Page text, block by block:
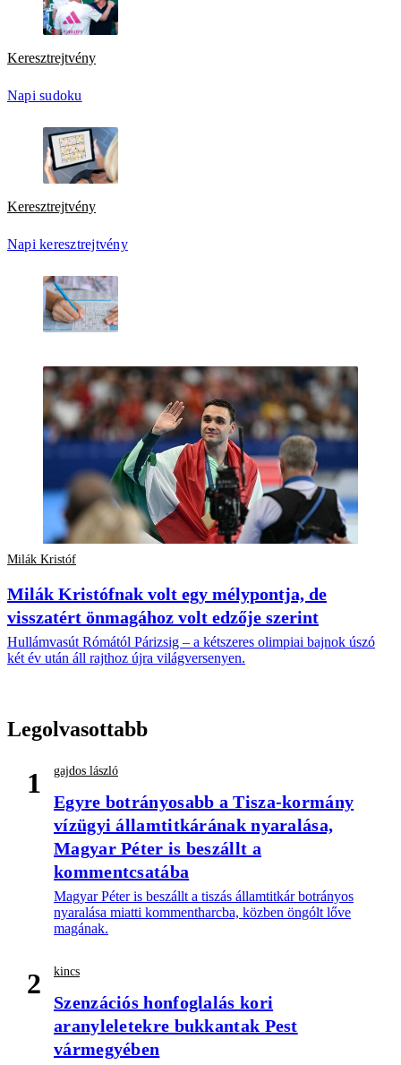
Keresztrejtvény
Napi sudoku
Keresztrejtvény
Napi keresztrejtvény
Milák Kristóf
Milák Kristófnak volt egy mélypontja, de
visszatért önmagához volt edzője szerint
Hullámvasút Rómától Párizsig – a kétszeres olimpiai bajnok úszó
két év után áll rajthoz újra világversenyen.
Legolvasottabb
1 gajdos lászló
Egyre botrányosabb a Tisza-kormány
vízügyi államtitkárának nyaralása,
Magyar Péter is beszállt a
kommentcsatába
Magyar Péter is beszállt a tiszás államtitkár botrányos
nyaralása miatti kommentharcba, közben öngólt lőve
magának.
2 kincs
Szenzációs honfoglalás kori
aranyleletekre bukkantak Pest
vármegyében